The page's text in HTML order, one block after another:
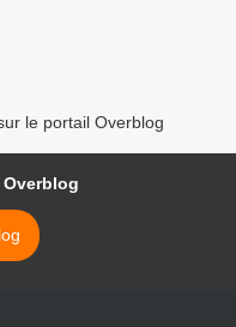
le portail Overblog